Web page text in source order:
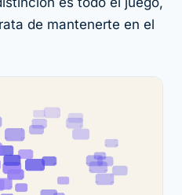
de mantenerte en el